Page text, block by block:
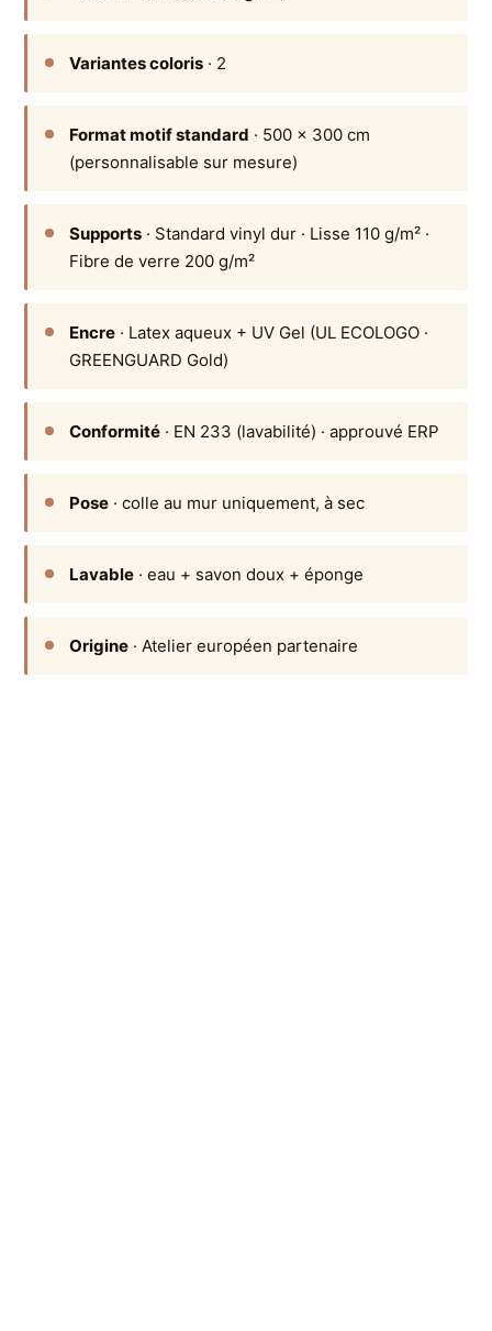
Variantes coloris · 2
Format motif standard · 500 × 300 cm
(personnalisable sur mesure)
Supports · Standard vinyl dur · Lisse 110 g/m² ·
Fibre de verre 200 g/m²
Encre · Latex aqueux + UV Gel (UL ECOLOGO ·
GREENGUARD Gold)
Conformité · EN 233 (lavabilité) · approuvé ERP
Pose · colle au mur uniquement, à sec
Lavable · eau + savon doux + éponge
Origine · Atelier européen partenaire